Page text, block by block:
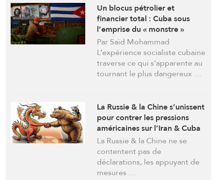
Un blocus pétrolier et
financier total : Cuba sous
l’emprise du « monstre »
américain
Par Saïd Mohammad
L’expérience socialiste cubaine
traverse ce qui s’apparente au
tournant le plus dangereux …
La Russie & la Chine s’unissent
pour contrer les pressions
américaines sur l’Iran & Cuba
La Russie & la Chine ne se
contentent pas de
déclarations, les appuyant de
mesures …